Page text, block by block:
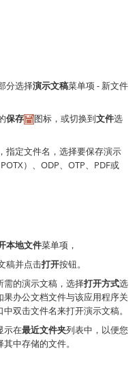
分选择演示文稿菜单项 - 新文件
保存 图标，或切换到文件选
指定文件名，选择要保存演示
）、ODP、OTP、PDF或
本地文件菜单项，
稿并点击打开按钮。
需的演示文稿，选择打开方式选
办公文档文件与该应用程序关
双击文件名来打开演示文稿。
示在最近文件夹列表中，以便您
中存储的文件。